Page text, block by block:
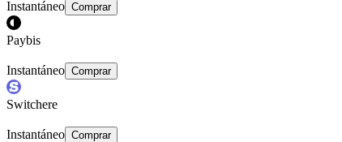
Instantáneo Comprar
Paybis
Instantáneo Comprar
Switchere
Instantáneo Comprar